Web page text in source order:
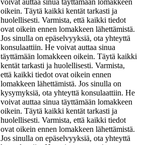
voivat auttaa sinua täyttämään lomakkeen
oikein. Täytä kaikki kentät tarkasti ja
huolellisesti. Varmista, että kaikki tiedot
ovat oikein ennen lomakkeen lähettämistä.
Jos sinulla on epäselvyyksiä, ota yhteyttä
konsulaattiin. He voivat auttaa sinua
täyttämään lomakkeen oikein. Täytä kaikki
kentät tarkasti ja huolellisesti. Varmista,
että kaikki tiedot ovat oikein ennen
lomakkeen lähettämistä. Jos sinulla on
kysymyksiä, ota yhteyttä konsulaattiin. He
voivat auttaa sinua täyttämään lomakkeen
oikein. Täytä kaikki kentät tarkasti ja
huolellisesti. Varmista, että kaikki tiedot
ovat oikein ennen lomakkeen lähettämistä.
Jos sinulla on epäselvyyksiä, ota yhteyttä